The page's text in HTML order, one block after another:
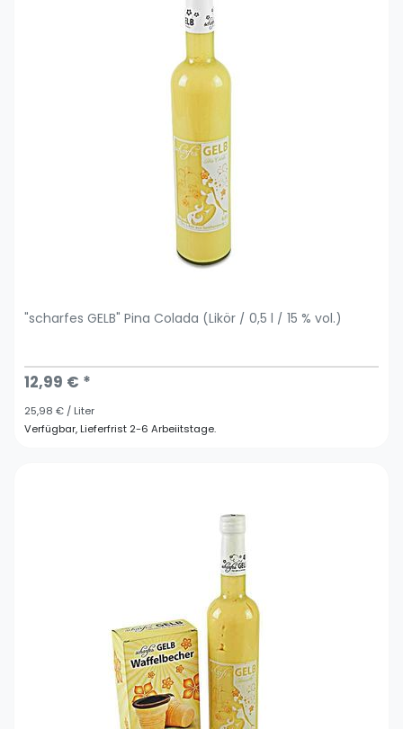
"scharfes GELB" Pina Colada (Likör / 0,5 l / 15 % vol.)
12,99 € *
25,98 € / Liter
Verfügbar, Lieferfrist 2-6 Arbeiitstage.